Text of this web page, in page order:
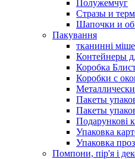
Полужемчуг
Стразы и
Шапочки и
Пакування
тканинні
Контейнеры
Коробка
Коробки с
Пакеты
Пакеты
Подарункові
Упаковка
Упаковка
Помпони, пір'я і